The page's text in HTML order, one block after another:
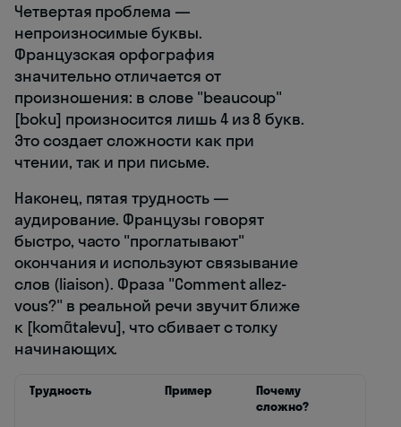
Четвертая проблема —
непроизносимые буквы.
Французская орфография
значительно отличается от
произношения: в слове "beaucoup"
[boku] произносится лишь 4 из 8 букв.
Это создает сложности как при
чтении, так и при письме.
Наконец, пятая трудность —
аудирование. Французы говорят
быстро, часто "проглатывают"
окончания и используют связывание
слов (liaison). Фраза "Comment allez-
vous?" в реальной речи звучит ближе
к [komɑ̃talеvu], что сбивает с толку
начинающих.
Трудность Пример
Почему
сложно?